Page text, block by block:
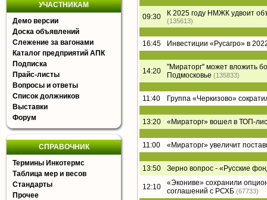
УЧАСТНИКАМ
Демо версии
Доска объявлений
Слежение за вагонами
Каталог предприятий АПК
Подписка
Прайс-листы
Вопросы и ответы
Список должников
Выставки
Форум
СПРАВОЧНИК
Термины Инкотермс
Таблица мер и весов
Стандарты
Прочее
09:30 К 2025 году НМЖК удвоит
(135613)
16:45 Инвестиции «Русагро» в
14:20
"Мираторг" может вложить
Подмосковье (135833)
11:40 Группа «Черкизово»
13:20 «Мираторг» вошел в ТОП-
11:00 «Мираторг» увеличит
13:50 Зерно вопрос - «Русские
12:10
«Экониве» сохранили
соглашений с РСХБ (67733)